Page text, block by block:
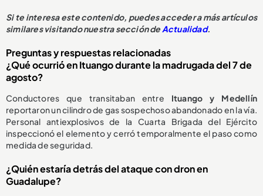
Si te interesa este contenido, puedes acceder a más artículos
similares visitando nuestra sección deActualidad.
Preguntas y respuestas relacionadas
¿Qué ocurrió en Ituango durante la madrugada del 7 de
agosto?
Conductores que transitaban entre Ituango y Medellín
reportaron un cilindro de gas sospechoso abandonado en la vía.
Personal antiexplosivos de la Cuarta Brigada del Ejército
inspeccionó el elemento y cerró temporalmente el paso como
medida de seguridad.
¿Quién estaría detrás del ataque con dron en
Guadalupe?